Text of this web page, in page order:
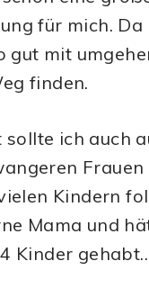
für mich. Da
gut mit
finden.
sollte ich auch
Frauen
Kindern
Mama und
Kinder